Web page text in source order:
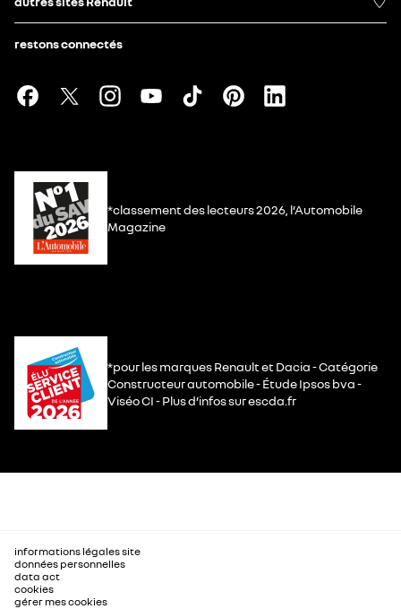
restons connectés
*classement des lecteurs 2026, l’Automobile
Magazine
*pour les marques Renault et Dacia - Catégorie
Constructeur automobile - Étude Ipsos bva -
Viséo CI - Plus d’infos sur escda.fr
informations légales site
données personnelles
data act
cookies
gérer mes cookies